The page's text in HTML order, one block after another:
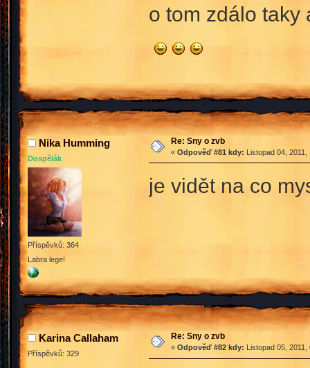
o tom zdálo taky
Nika Humming
Dospělák
Příspěvků: 364
Labra lege!
Re: Sny o zvb
« Odpověď #81 kdy: Listopad 04, 2011,
je vidět na co
Karina Callaham
Příspěvků: 329
Re: Sny o zvb
« Odpověď #82 kdy: Listopad 05,